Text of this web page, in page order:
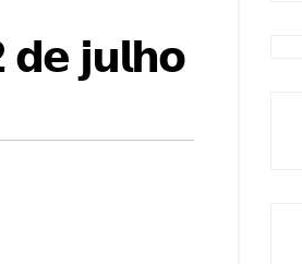
𝗷𝘂𝗹𝗵𝗼